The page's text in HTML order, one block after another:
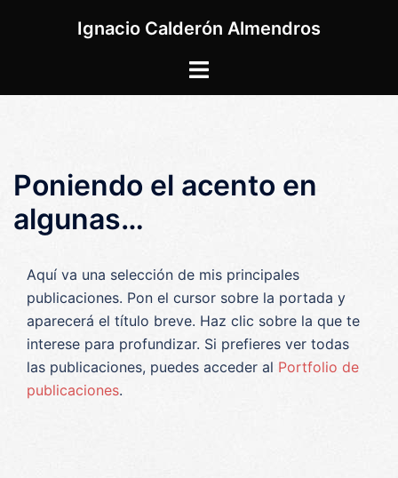
Ignacio Calderón Almendros
Alternar
Poniendo el acento en
algunas…
Aquí va una selección de mis principales
publicaciones. Pon el cursor sobre la portada y
aparecerá el título breve. Haz clic sobre la que te
interese para profundizar. Si prefieres ver todas
las publicaciones, puedes acceder al Portfolio de
publicaciones.